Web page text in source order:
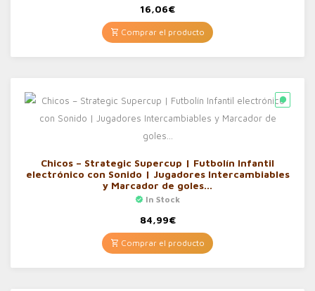
16,06€
Comprar el producto
Chicos – Strategic Supercup | Futbolín Infantil
electrónico con Sonido | Jugadores Intercambiables
y Marcador de goles…
In Stock
84,99€
Comprar el producto